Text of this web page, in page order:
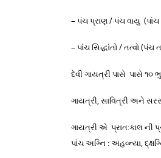
– પંચ પ્રાણ / પંચ વાયુ
– પાંચ સિદ્ધાંતો / તત્વો
દેવી ગાયત્રી પાસે પાસે
ગાયત્રી, સાવિત્રી અને
ગાયત્રી એ પ્રાત:કાલ ની
પાંચ અગ્નિ : અહવ્ન્યા,